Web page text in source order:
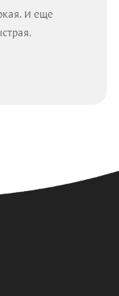
И еще